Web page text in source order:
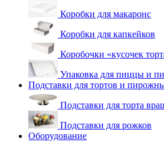
Коробки для макаронс
Коробки для капкейков
Коробочки «кусочек
Упаковка для пиццы и
Подставки для тортов и
Подставки для торта
Подставки для рожков
Оборудование